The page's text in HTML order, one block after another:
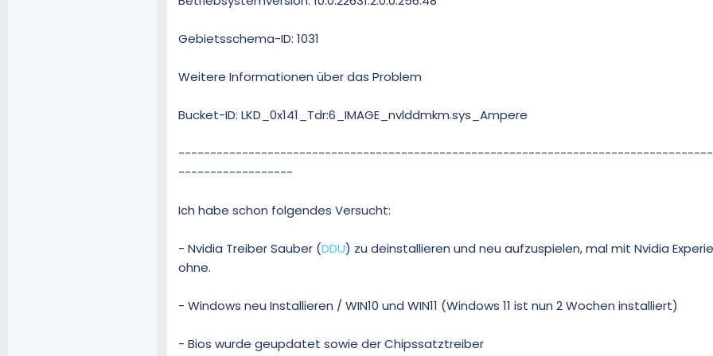
Gebietsschema-ID: 1031
Weitere Informationen über das Problem
Bucket-ID: LKD_0x141_Tdr:6_IMAGE_nvlddmkm.sys_Ampere
------------------
Ich habe schon folgendes Versucht:
- Nvidia Treiber Sauber (DDU) zu deinstallieren und neu aufzuspielen, mal mit Nvidia
ohne.
- Windows neu Installieren / WIN10 und WIN11 (Windows 11 ist nun 2 Wochen installiert)
- Bios wurde geupdatet sowie der Chipssatztreiber